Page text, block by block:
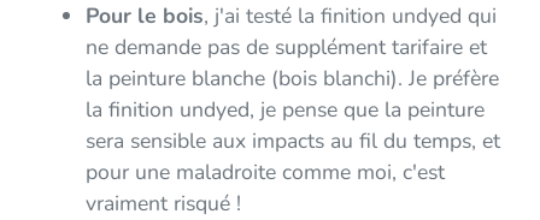
Pour le bois, j'ai testé la finition undyed qui
ne demande pas de supplément tarifaire et
la peinture blanche (bois blanchi). Je préfère
la finition undyed, je pense que la peinture
sera sensible aux impacts au fil du temps, et
pour une maladroite comme moi, c'est
vraiment risqué !